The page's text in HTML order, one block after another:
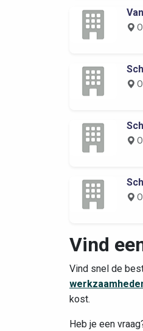
Vind
Vind snel de
kost.
Heb je een